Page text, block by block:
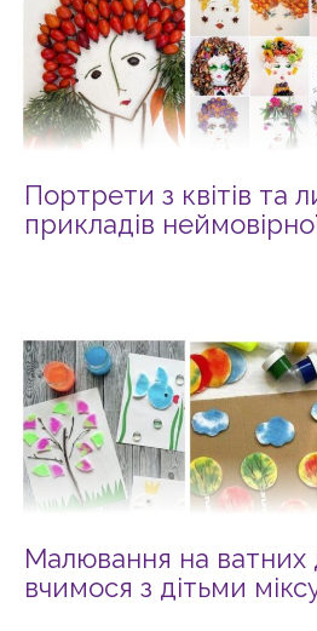
Портрети з квітів та
прикладів
Малювання на ватних
вчимося з дітьми